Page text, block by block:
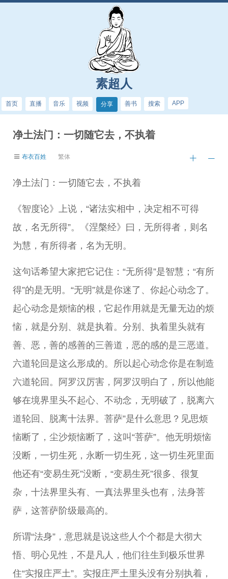
素超人
首页 直播 音乐 视频 分享 善书 搜索 APP
净土法门：一切随它去，不执着
布衣百姓 繁体
净土法门：一切随它去，不执着
《智度论》上说，“诸法实相中，决定相不可得
故，名无所得”。《涅槃经》曰，无所得者，则名
为慧，有所得者，名为无明。
这句话希望大家把它记住：“无所得”是智慧；“有所
得”的是无明。“无明”就是你迷了、你起心动念了。
起心动念是烦恼的根，它起作用就是无量无边的烦
恼，就是分别、就是执着。分别、执着里头就有
善、恶，善的感善的三善道，恶的感的是三恶道。
六道轮回是这么形成的。所以起心动念你是在制造
六道轮回。阿罗汉厉害，阿罗汉明白了，所以他能
够在境界里头不起心、不动念，无明破了，脱离六
道轮回、脱离十法界。菩萨”是什么意思？见思烦
恼断了，尘沙烦恼断了，这叫“菩萨”。他无明烦恼
没断，一切生死，永断一切生死，这一切生死里面
他还有“变易生死”没断，“变易生死”很多、很复
杂，十法界里头有、一真法界里头也有，法身菩
萨，这菩萨阶级最高的。
所谓“法身”，意思就是说这些人个个都是大彻大
悟、明心见性，不是凡人，他们往生到极乐世界
住“实报庄严土”。实报庄严土里头没有分别执着，